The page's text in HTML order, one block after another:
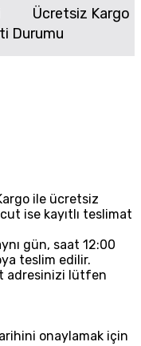
Ücretsiz Kargo
Durumu
ile ücretsiz
ise kayıtlı teslimat
gün, saat 12:00
teslim edilir.
adresinizi lütfen
onaylamak için